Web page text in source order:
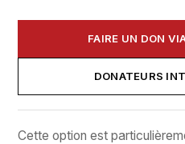
FAIRE UN DON
DONATEURS
Cette option est